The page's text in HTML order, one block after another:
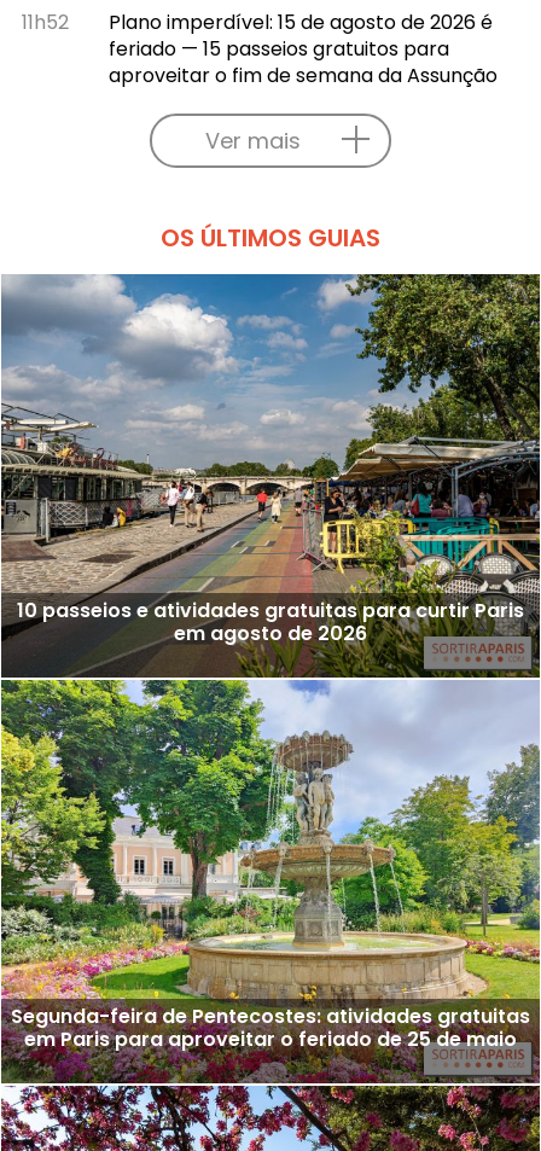
11h52
Plano imperdível: 15 de agosto de 2026 é
feriado — 15 passeios gratuitos para
aproveitar o fim de semana da Assunção
Ver mais
OS ÚLTIMOS GUIAS
10 passeios e atividades gratuitas para curtir Paris
em agosto de 2026
Segunda-feira de Pentecostes: atividades gratuitas
em Paris para aproveitar o feriado de 25 de maio